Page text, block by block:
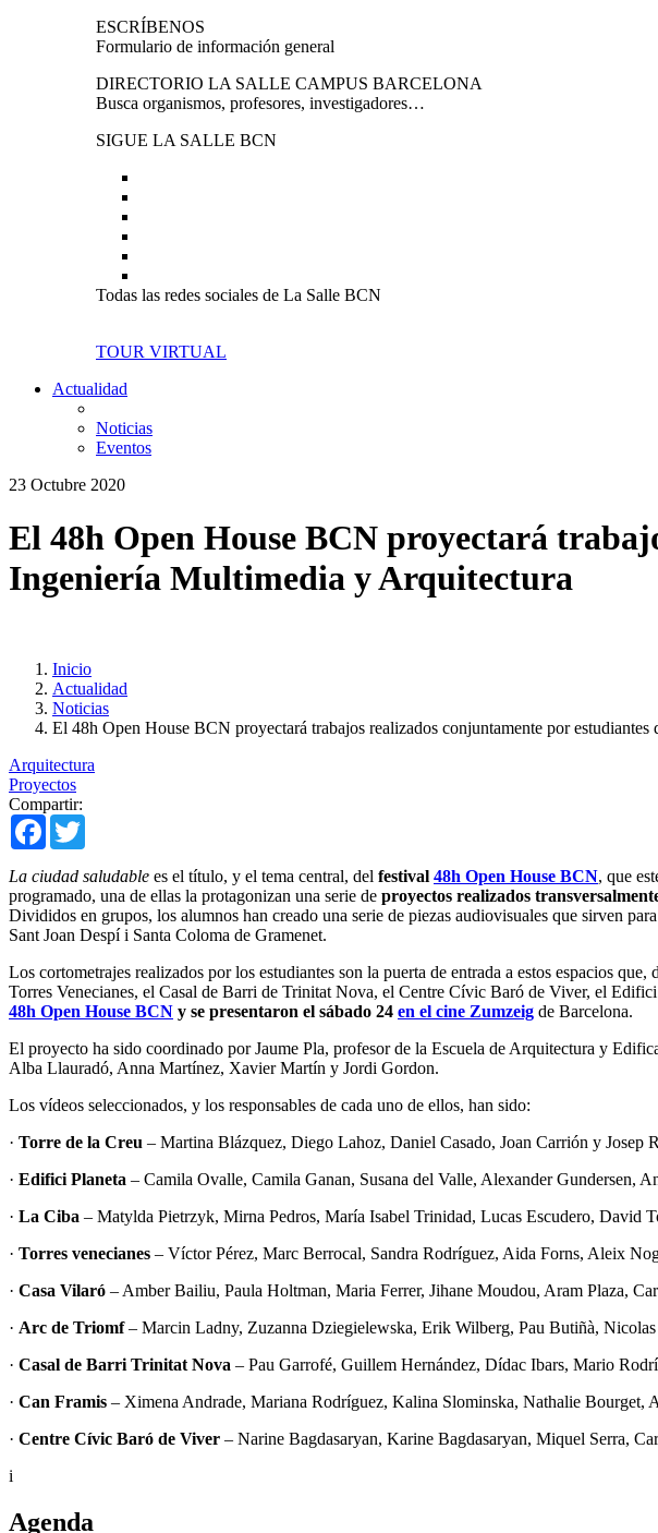
ESCRÍBENOS
Formulario de información general
DIRECTORIO LA SALLE CAMPUS BARCELONA
Busca organismos, profesores, investigadores…
SIGUE LA SALLE BCN
Todas las redes sociales de La Salle BCN
TOUR VIRTUAL
Actualidad
Noticias
Eventos
23 Octubre 2020
El 48h Open House BCN proyectará
Ingeniería Multimedia y Arquitectura
Inicio
Actualidad
Noticias
El 48h Open House BCN proyectará trabajos realizados conjuntamente por
Arquitectura
Proyectos
Compartir:
Facebook
La ciudad saludable es el título, y el tema central, del festival 48h Open House BCN, que
programado, una de ellas la protagonizan una serie de proyectos realizados
Divididos en grupos, los alumnos han creado una serie de piezas audiovisuales que sirven
Sant Joan Despí i Santa Coloma de Gramenet.
Los cortometrajes realizados por los estudiantes son la puerta de entrada a estos espacios
Torres Venecianes, el Casal de Barri de Trinitat Nova, el Centre Cívic Baró de Viver, el
48h Open House BCN y se presentaron el sábado 24 en el cine Zumzeig de Barcelona.
El proyecto ha sido coordinado por Jaume Pla, profesor de la Escuela de Arquitectura y
Alba Llauradó, Anna Martínez, Xavier Martín y Jordi Gordon.
Los vídeos seleccionados, y los responsables de cada uno de ellos, han sido:
· Torre de la Creu – Martina Blázquez, Diego Lahoz, Daniel Casado, Joan Carrión y Josep
· Edifici Planeta – Camila Ovalle, Camila Ganan, Susana del Valle, Alexander Gundersen,
· La Ciba – Matylda Pietrzyk, Mirna Pedros, María Isabel Trinidad, Lucas Escudero, David
· Torres venecianes – Víctor Pérez, Marc Berrocal, Sandra Rodríguez, Aida Forns, Aleix
· Casa Vilaró – Amber Bailiu, Paula Holtman, Maria Ferrer, Jihane Moudou, Aram Plaza,
· Arc de Triomf– Marcin Ladny, Zuzanna Dziegielewska, Erik Wilberg, Pau Butiñà,
· Casal de Barri Trinitat Nova – Pau Garrofé, Guillem Hernández, Dídac Ibars, Mario
· Can Framis – Ximena Andrade, Mariana Rodríguez, Kalina Slominska, Nathalie Bourget,
· Centre Cívic Baró de Viver – Narine Bagdasaryan, Karine Bagdasaryan, Miquel Serra,
i
Agenda